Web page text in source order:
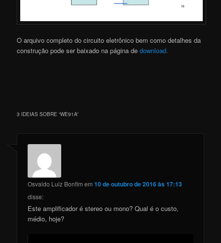
O arquivo completo do circuito eletrônico bem como detalhes da
construção pode ser baixado na página dedownload.
3 IDEIAS SOBRE “WE91A”
Osvaldo Luiz Bonfim em10 de outubro de 2016 às 17:13
disse:
Este amplificador é stereo ou mono? Qual é o custo,
médio, hoje?